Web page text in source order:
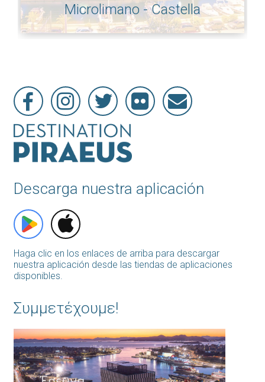
Microlimano - Castella
Descarga nuestra aplicación
Haga clic en los enlaces de arriba para descargar
nuestra aplicación desde las tiendas de aplicaciones
disponibles.
Συμμετέχουμε!